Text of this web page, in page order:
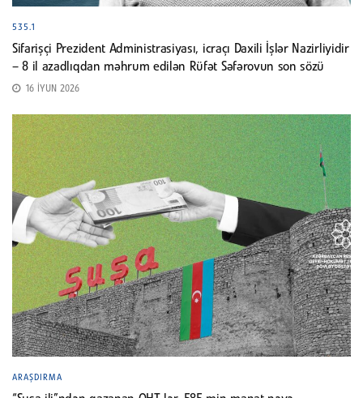
535.1
Sifarişçi Prezident Administrasiyası, icraçı Daxili İşlər Nazirliyidir
– 8 il azadlıqdan məhrum edilən Rüfət Səfərovun son sözü
16 İYUN 2026
ARAŞDIRMA